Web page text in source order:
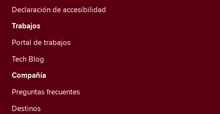
Declaración de accesibilidad
Trabajos
Portal de trabajos
Tech Blog
Compañía
Preguntas frecuentes
Destinos